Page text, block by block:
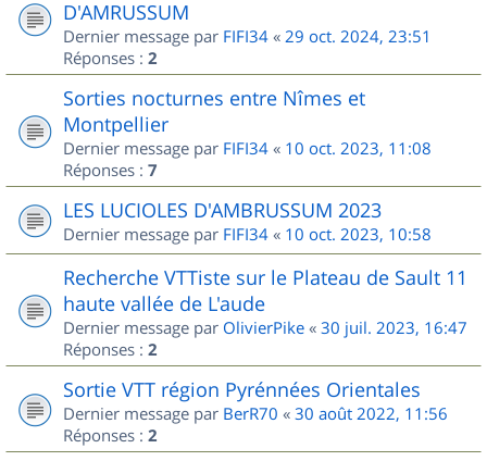
D'AMRUSSUM
Dernier message par FIFI34 « 29 oct. 2024, 23:51
Réponses : 2
Sorties nocturnes entre Nîmes et
Montpellier
Dernier message par FIFI34 « 10 oct. 2023, 11:08
Réponses : 7
LES LUCIOLES D'AMBRUSSUM 2023
Dernier message par FIFI34 « 10 oct. 2023, 10:58
Recherche VTTiste sur le Plateau de Sault 11
haute vallée de L'aude
Dernier message par OlivierPike « 30 juil. 2023, 16:47
Réponses : 2
Sortie VTT région Pyrénnées Orientales
Dernier message par BerR70 « 30 août 2022, 11:56
Réponses : 2